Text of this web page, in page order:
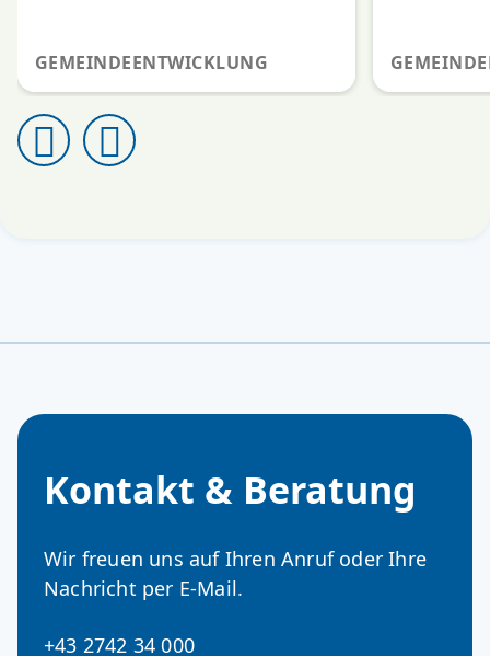
GEMEINDEENTWICKLUNG
Kontakt & Beratung
Wir freuen uns auf Ihren Anruf oder Ihre
Nachricht per E-Mail.
+43 2742 34 000